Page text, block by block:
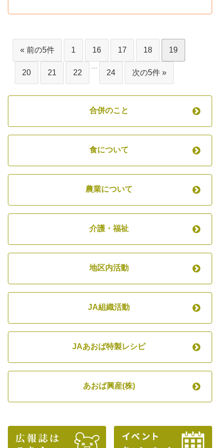
« 前の5件 1 16 17 18 19
20 21 22
...
24 次の5件 »
合併のこと
食について
農業について
介護・福祉
地区内活動
JA組織活動
JAあおば特製レシピ
あおば興産(株)